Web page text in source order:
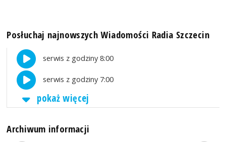
Posłuchaj najnowszych Wiadomości Radia Szczecin
serwis z godziny 8:00
serwis z godziny 7:00
pokaż więcej
Archiwum informacji